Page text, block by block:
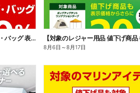
【ノースフェイス ウェア・バッグ 表示価格からさらに10%OFF】
8月6日 ～8月17日